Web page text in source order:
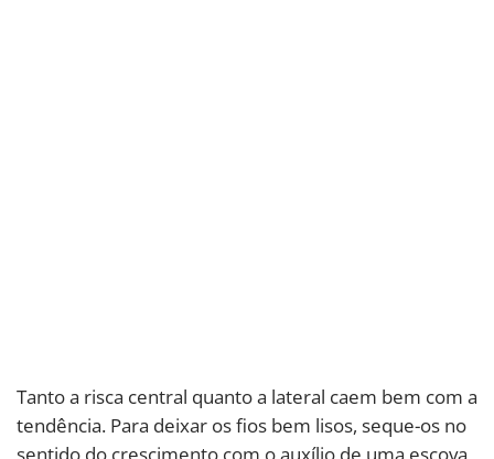
Tanto a risca central quanto a lateral caem bem com a
tendência. Para deixar os fios bem lisos, seque-os no
sentido do crescimento com o auxílio de uma escova